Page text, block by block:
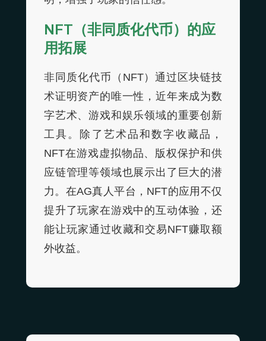
NFT（非同质化代币）的应
用拓展
非同质化代币（NFT）通过区块链技
术证明资产的唯一性，近年来成为数
字艺术、游戏和娱乐领域的重要创新
工具。除了艺术品和数字收藏品，
NFT在游戏虚拟物品、版权保护和供
应链管理等领域也展示出了巨大的潜
力。在AG真人平台，NFT的应用不仅
提升了玩家在游戏中的互动体验，还
能让玩家通过收藏和交易NFT赚取额
外收益。